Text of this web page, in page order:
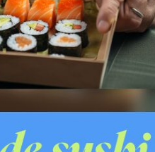
vial, el
que puedan
quien además